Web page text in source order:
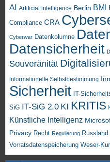
AI Artificial Intelligence Berlin BMI
Compliance CRA
Cyberwar Datenkolumne
Datensicherheit
Souveränität
Informationelle Selbstbestimmung
Sicherheit IT-
SiG IT-SiG 2.0 KI KRITIS
Künstliche Intelligenz
Privacy Recht Regulierung Russland
Vorratsdatenspeicherung Weser-